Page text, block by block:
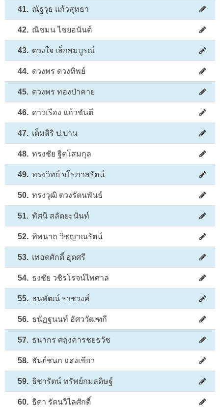
41. ณัฐวุธ แก้วสุทธา
42. ณิชมน ไชยอนันต์
43. ดวงใจ เล็กสมบูรณ์
44. ดวงพร ดวงทิพย์
45. ดวงพร ทองป่าคาย
46. ดาวเรือง แก้วขันตี
47. เต็มสิริ ป.ปาน
48. ทรงชัย ฐิตโสมกุล
49. ทรงวิทย์ จโรภาสรัตน์
50. ทรงวุฒิ ตวงรัตนพันธ์
51. ทัศนี สลัดยะนันท์
52. ทิพนาถ วิชญาณรัตน์
53. เทอดศักดิ์ อุตศรี
54. ธงชัย วชิรโรจน์ไพศาล
55. ธนพัฒน์ ราชวงศ์
56. ธนัฏฐนนท์ อัศววัฒฑกี
57. ธนากร ศฤงคารชยธวัช
58. ธันย์ชนก แสงเขียว
59. ธิชารัตน์ ทรัพย์กมลดิษฐ์
60. ธิดา รัตนวิไลศักดิ์